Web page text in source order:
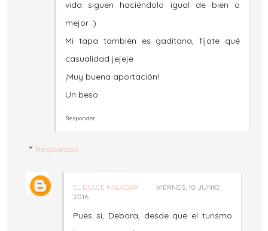
vida siguen haciéndolo igual de bien o
mejor :)
Mi tapa también es gaditana, fíjate qué
casualidad jejeje
¡Muy buena aportación!
Un beso.
Responder
Respuestas
EL DULCE PALADAR
VIERNES, 10 JUNIO,
2016
Pues si, Debora, desde que el turismo